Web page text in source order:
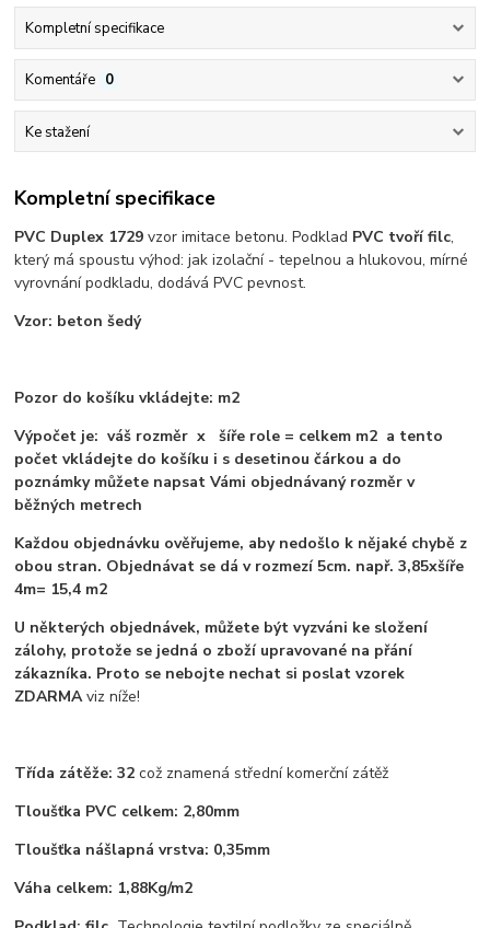
Kompletní specifikace
Komentáře 0
Ke stažení
Kompletní specifikace
PVC Duplex 1729 vzor imitace betonu. Podklad PVC tvoří filc,
který má spoustu výhod: jak izolační - tepelnou a hlukovou, mírné
vyrovnání podkladu, dodává PVC pevnost.
Vzor: beton šedý
Pozor do košíku vkládejte: m2
Výpočet je: váš rozměr x šíře role = celkem m2 a tento
počet vkládejte do košíku i s desetinou čárkou a do
poznámky můžete napsat Vámi objednávaný rozměr v
běžných metrech
Každou objednávku ověřujeme, aby nedošlo k nějaké chybě z
obou stran. Objednávat se dá v rozmezí 5cm. např. 3,85xšíře
4m= 15,4 m2
U některých objednávek, můžete být vyzváni ke složení
zálohy, protože se jedná o zboží upravované na přání
zákazníka. Proto se nebojte nechat si poslat vzorek
ZDARMAviz níže!
Třída zátěže: 32 což znamená střední komerční zátěž
Tloušťka PVC celkem: 2,80mm
Tloušťka nášlapná vrstva: 0,35mm
Váha celkem: 1,88Kg/m2